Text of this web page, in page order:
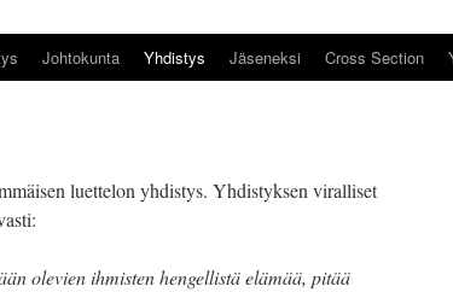
Johtokunta Yhdistys Jäseneksi Cross Section
luettelon yhdistys. Yhdistyksen viralliset
olevien ihmisten hengellistä elämää, pitää